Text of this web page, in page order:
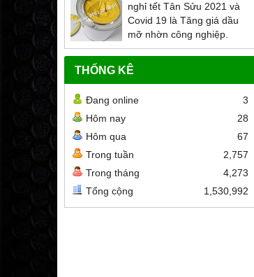
nghỉ tết Tân Sửu 2021 và
Covid 19 là Tăng giá dầu
mỡ nhờn công nghiệp.
THỐNG KÊ
Đang online
3
Hôm nay
28
Hôm qua
67
Trong tuần
2,757
Trong tháng
4,273
Tổng cộng
1,530,992